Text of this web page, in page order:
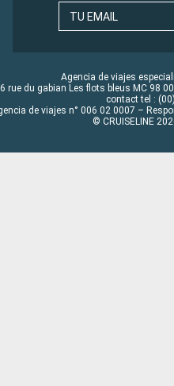
TU EMAIL
Agencia de viajes
rue du gabian Les flots bleus MC 98
contact tel :
de viajes n° 006 02 0007 –
© CRUISELINE